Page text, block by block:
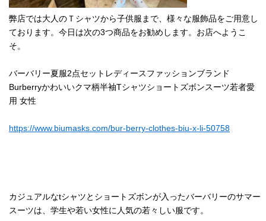
弊店では大人のＴシャツから子供服まで、様々な服飾品をご用意し
ております。今日は次の3つ商品をお勧めします。お店へようこ
そ。
バーバリー夏服2点セットレディースファッションブランド
Burberryかわいいクマ柄半袖Tシャツショートズボンスーツ若者愛
用 女性
https://www.biumasks.com/bur-berry-clothes-biu-x-li-50758
カジュアルなtシャツとショートズボンが入ったバーバリーのサマー
スーツは、学生や若い女性に人気の若々しい服です。